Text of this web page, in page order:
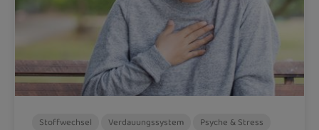
Stoffwechsel Verdauungssystem
Psyche & Stress